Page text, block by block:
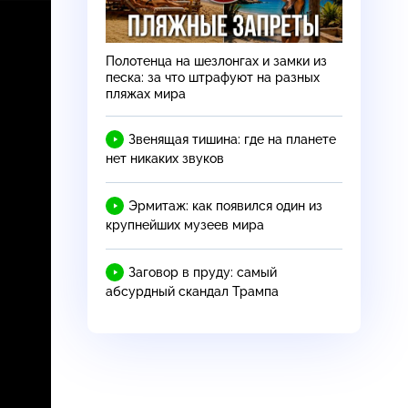
Полотенца на шезлонгах и замки из
песка: за что штрафуют на разных
пляжах мира
Звенящая тишина: где на планете
нет никаких звуков
Эрмитаж: как появился один из
крупнейших музеев мира
Заговор в пруду: самый
абсурдный скандал Трампа